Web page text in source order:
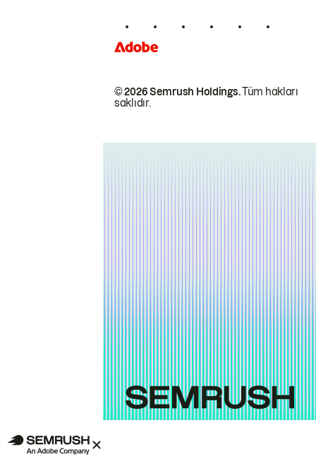
© 2026 Semrush Holdings.Tüm hakları
saklıdır.